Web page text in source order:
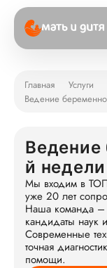
Главная Услуги
Ведение
Ведение
й
Мы входим в
уже 20 лет
Наша команда –
кандидаты наук
Современные
точная
помощи.